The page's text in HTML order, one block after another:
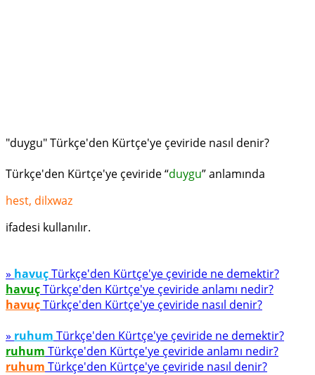
"duygu" Türkçe'den Kürtçe'ye çeviride nasıl denir?
Türkçe'den Kürtçe'ye çeviride “duygu” anlamında
hest, dilxwaz
ifadesi kullanılır.
» havuçTürkçe'den Kürtçe'ye çeviride ne demektir?
havuçTürkçe'den Kürtçe'ye çeviride anlamı nedir?
havuçTürkçe'den Kürtçe'ye çeviride nasıl denir?
» ruhum Türkçe'den Kürtçe'ye çeviride ne demektir?
ruhum Türkçe'den Kürtçe'ye çeviride anlamı nedir?
ruhum Türkçe'den Kürtçe'ye çeviride nasıl denir?